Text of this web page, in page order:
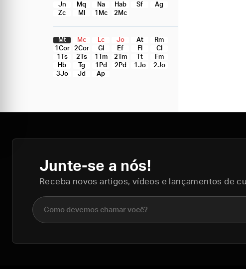
Jn
Mq Na Hab Sf
Ag
Zc
Ml 1Mc 2Mc
Mt Mc Lc Jo At
Rm
1Cor
2Cor Gl Ef Fl
Cl
1Ts
2Ts 1Tm 2Tm Tt
Fm
Hb
Tg 1Pd 2Pd 1Jo
2Jo
3Jo
Jd Ap
Junte-se a nós!
Receba novos artigos, vídeos e lançamentos de
Nome completo